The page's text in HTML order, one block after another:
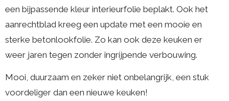
een bijpassende kleur interieurfolie beplakt. Ook het
aanrechtblad kreeg een update met een mooie en
sterke betonlookfolie. Zo kan ook deze keuken er
weer jaren tegen zonder ingrijpende verbouwing.
Mooi, duurzaam en zeker niet onbelangrijk, een stuk
voordeliger dan een nieuwe keuken!